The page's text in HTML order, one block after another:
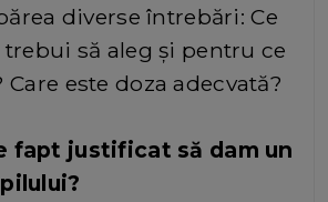
diverse întrebări: Ce
să aleg și pentru ce
este doza adecvată?
fapt justificat să dam un